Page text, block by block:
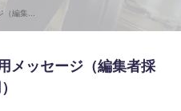
（編集...
メッセージ（編集者採